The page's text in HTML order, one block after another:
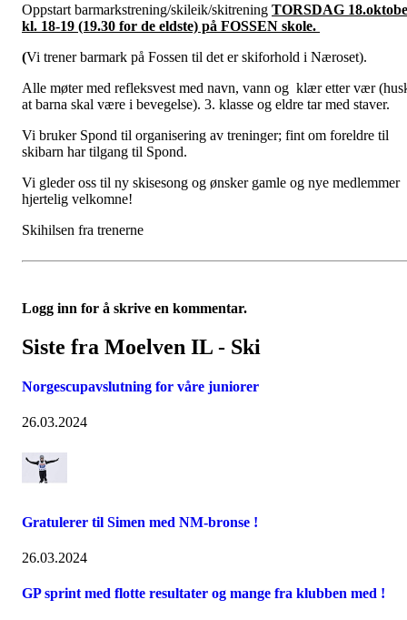
Oppstart barmarkstrening/skileik/skitrening TORSDAG
kl. 18-19 (19.30 for de eldste) på FOSSEN skole.
(Vi trener barmark på Fossen til det er skiforhold i Næroset).
Alle møter med refleksvest med navn, vann og klær etter vær
at barna skal være i bevegelse). 3. klasse og eldre tar med staver.
Vi bruker Spond til organisering av treninger; fint om foreldre til
skibarn har tilgang til Spond.
Vi gleder oss til ny skisesong og ønsker gamle og nye medlemmer
hjertelig velkomne!
Skihilsen fra trenerne
Logg inn for å skrive en kommentar.
Siste fra Moelven IL - Ski
Norgescupavslutning for våre juniorer
26.03.2024
Gratulerer til Simen med NM-bronse !
26.03.2024
GP sprint med flotte resultater og mange fra klubben med !